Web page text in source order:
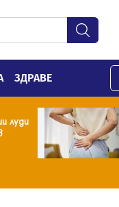
ЗДРАВЕ
луди